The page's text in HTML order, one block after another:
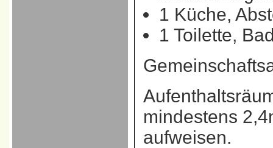
1 Küche,
1 Toilette,
mindestens
aufweisen.